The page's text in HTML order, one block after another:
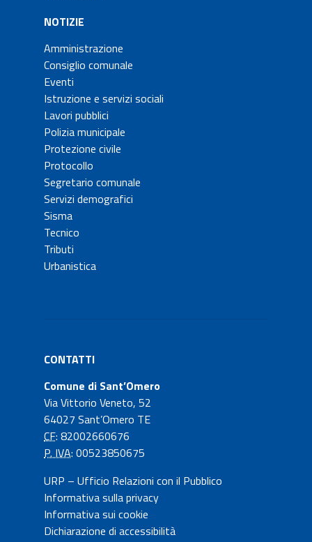
NOTIZIE
Amministrazione
Consiglio comunale
Eventi
Istruzione e servizi sociali
Lavori pubblici
Polizia municipale
Protezione civile
Protocollo
Segretario comunale
Servizi demografici
Sisma
Tecnico
Tributi
Urbanistica
CONTATTI
Comune di Sant’Omero
Via Vittorio Veneto, 52
64027 Sant’Omero TE
CF: 82002660676
P. IVA: 00523850675
URP – Ufficio Relazioni con il Pubblico
Informativa sulla privacy
Informativa sui cookie
Dichiarazione di accessibilità